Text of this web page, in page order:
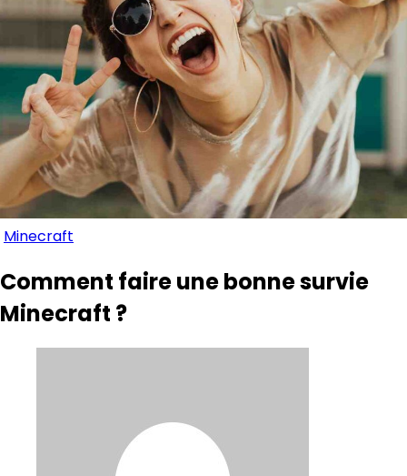
Minecraft
Comment faire une bonne survie
Minecraft ?